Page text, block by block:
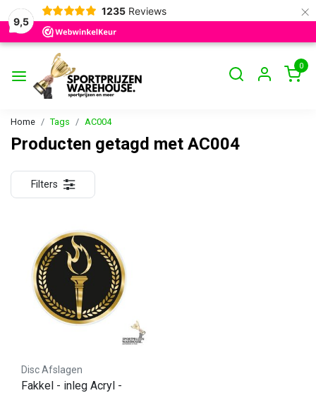
9,5
1235 Reviews ×
0
Home Tags AC004
Producten getagd met AC004
Filters
Disc Afslagen
Fakkel - inleg Acryl -